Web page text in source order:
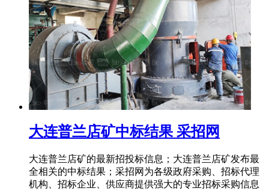
大连普兰店矿中标结果 采招网
大连普兰店矿的最新招投标信息；大连普兰店矿发布最
全相关的中标结果；采招网为各级政府采购、招标代理
机构、招标企业、供应商提供强大的专业招标采购信息